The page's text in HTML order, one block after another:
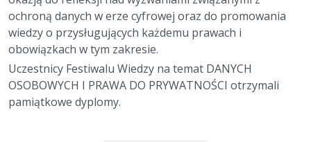
ochroną danych w erze cyfrowej oraz do promowania
wiedzy o przysługujących każdemu prawach i
obowiązkach w tym zakresie.
Uczestnicy Festiwalu Wiedzy na temat DANYCH
OSOBOWYCH I PRAWA DO PRYWATNOŚCI otrzymali
pamiątkowe dyplomy.